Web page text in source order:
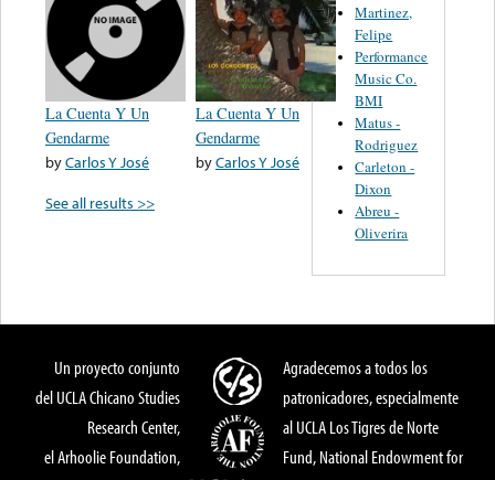
La Cuenta Y Un
Gendarme
byCarlos Y José
La Cuenta Y Un
Gendarme
byCarlos Y José
See all results >>
Martinez,
Felipe
Performance
Music Co.
BMI
Matus -
Rodriguez
Carleton -
Dixon
Abreu -
Oliverira
Un proyecto conjunto
del UCLA Chicano Studies
Research Center,
el Arhoolie Foundation,
Agradecemos a todos los
patronicadores, especialmente
al UCLA Los Tigres de Norte
Fund, National Endowment for